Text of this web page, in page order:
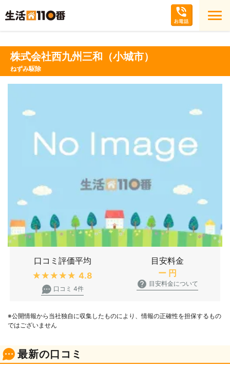
株式会社西九州三和（小城市）
ねずみ駆除
口コミ評価平均
★★★★★ 4.8
口コミ 4件
目安料金
ー 円
目安料金について
※公開情報から当社独自に収集したものにより、情報の正確性を担保するもの
ではございません
最新の口コミ